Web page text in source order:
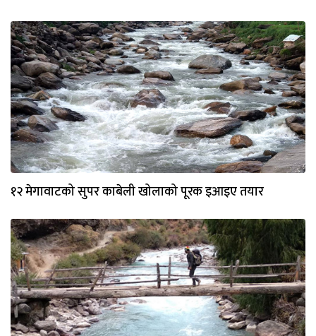
१२ मेगावाटको सुपर काबेली खोलाको पूरक इआइए तयार